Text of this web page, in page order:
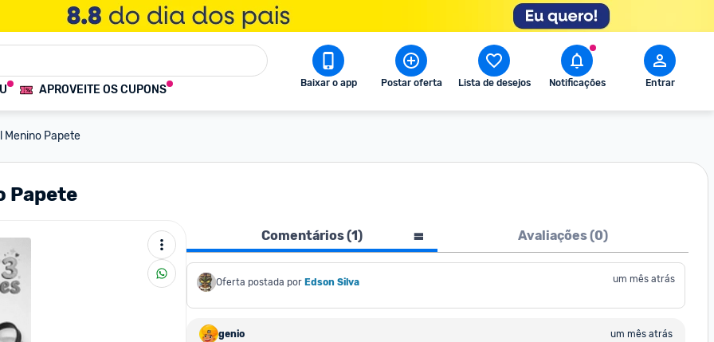
APROVEITE OS CUPONS Baixar o app Postar oferta Lista de desejos Notificações Entrar
Menino Papete
Papete
Comentários (1) Avaliações (0)
Oferta postada por Edson Silva um mês atrás
genio
um mês atrás